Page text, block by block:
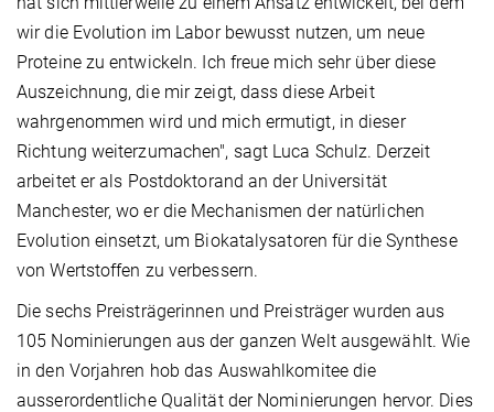
wir die Evolution im Labor bewusst nutzen, um neue
Proteine zu entwickeln. Ich freue mich sehr über diese
Auszeichnung, die mir zeigt, dass diese Arbeit
wahrgenommen wird und mich ermutigt, in dieser
Richtung weiterzumachen", sagt Luca Schulz. Derzeit
arbeitet er als Postdoktorand an der Universität
Manchester, wo er die Mechanismen der natürlichen
Evolution einsetzt, um Biokatalysatoren für die Synthese
von Wertstoffen zu verbessern.
Die sechs Preisträgerinnen und Preisträger wurden aus
105 Nominierungen aus der ganzen Welt ausgewählt. Wie
in den Vorjahren hob das Auswahlkomitee die
ausserordentliche Qualität der Nominierungen hervor. Dies